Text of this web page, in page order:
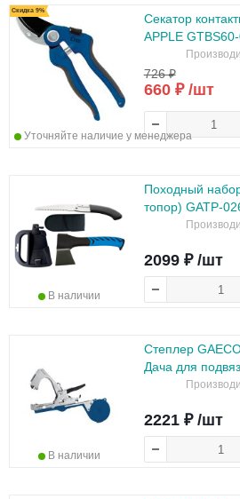
Скидка 9%
Секатор
APPLE
Уточняйте наличие у менеджера
726 ₽
660 ₽ /шт
Походный
топор) GATP-
В наличии
2099 ₽ /шт
Степлер
Дача для
В наличии
2221 ₽ /шт